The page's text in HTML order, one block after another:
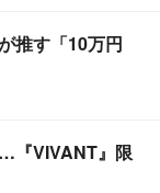
推す「10万円
『VIVANT』限